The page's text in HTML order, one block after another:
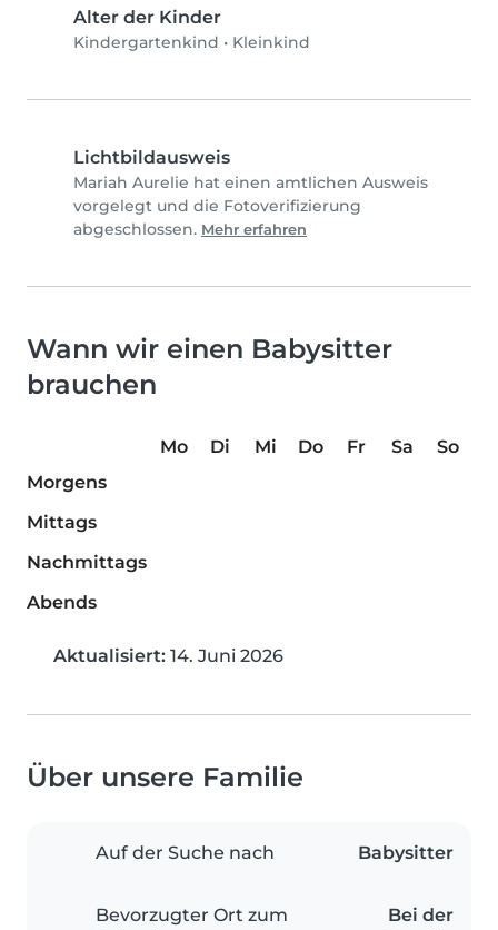
Alter der Kinder
Kindergartenkind • Kleinkind
Lichtbildausweis
Mariah Aurelie hat einen amtlichen Ausweis
vorgelegt und die Fotoverifizierung
abgeschlossen. Mehr erfahren
Wann wir einen Babysitter
brauchen
Mo Di Mi Do Fr Sa
So
Morgens
Mittags
Nachmittags
Abends
Aktualisiert: 14. Juni 2026
Über unsere Familie
Auf der Suche nach Babysitter
Bevorzugter Ort zum
Bei der